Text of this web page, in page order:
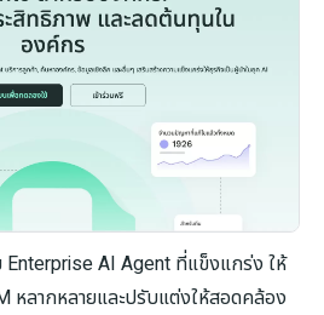
AI Agent ที่แข็งแกร่ง ให้
หลากหลายและปรับแต่งให้สอดคล้อง